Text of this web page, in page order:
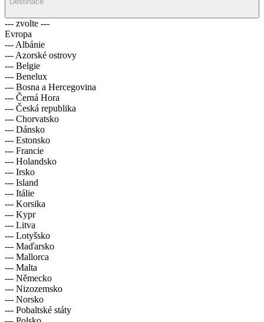
--- zvolte ---
Evropa
--- Albánie
--- Azorské ostrovy
--- Belgie
--- Benelux
--- Bosna a Hercegovina
--- Černá Hora
--- Česká republika
--- Chorvatsko
--- Dánsko
--- Estonsko
--- Francie
--- Holandsko
--- Irsko
--- Island
--- Itálie
--- Korsika
--- Kypr
--- Litva
--- Lotyšsko
--- Maďarsko
--- Mallorca
--- Malta
--- Německo
--- Nizozemsko
--- Norsko
--- Pobaltské státy